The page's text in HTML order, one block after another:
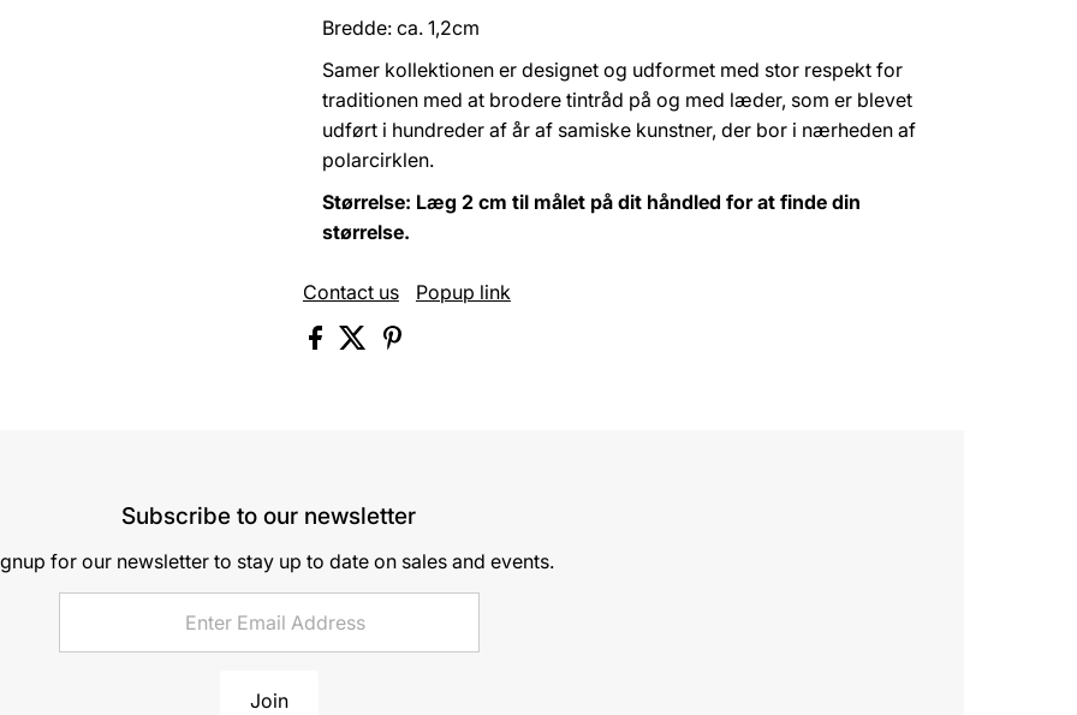
Bredde: ca. 1,2cm
Samer kollektionen er designet og udformet med stor respekt for
traditionen med at brodere tintråd på og med læder, som er blevet
udført i hundreder af år af samiske kunstner, der bor i nærheden af
polarcirklen.
Størrelse: Læg 2 cm til målet på dit håndled for at finde din
størrelse.
Contact us Popup link
Subscribe to our newsletter
for our newsletter to stay up to date on sales and events.
Join